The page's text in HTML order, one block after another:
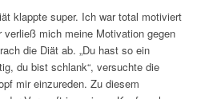
klappte super. Ich war total motiviert
mich meine Motivation gegen
die Diät ab. „Du hast so ein
du bist schlank“, versuchte die
mir einzureden. Zu diesem